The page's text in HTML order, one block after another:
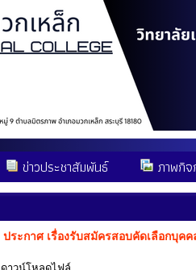
ข่าวประชาสัมพันธ์ ภาพกิ
ประกาศ เรื่องรับสมัครสอบคัดเลือกบุค